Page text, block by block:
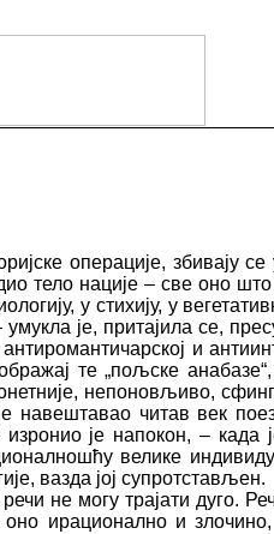
операције, збивају
тело нације – све оно
у стихију, у
умукла је, притајила се,
антиромантичарској и
те „пољске
непоновљиво,
је навештавао читав век
је напокон, – када
велике
вазда јој супротстављен.
не могу трајати дуго.
оно ирационално и